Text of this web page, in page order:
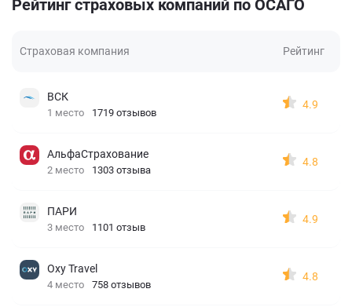
Рейтинг страховых компаний по ОСАГО
Страховая компания Рейтинг
ВСК
1 место 1719 отзывов
4.9
АльфаСтрахование
2 место 1303 отзыва
4.8
ПАРИ
3 место 1101 отзыв
4.9
Oxy Travel
4 место 758 отзывов
4.8